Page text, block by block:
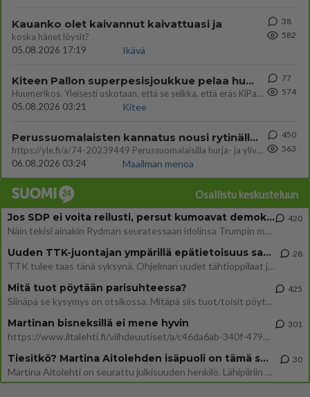
Kauanko olet kaivannut kaivattuasi ja
koska hänet löysit?
05.08.2026 17:19
Ikävä
38
582
Kiteen Pallon superpesisjoukkue pelaa huumeiden vaikutuksen alaisena
Huumerikos. Yleisesti uskotaan, että se seikka, että eräs KiPan pelaaja kärähtää huumeista, on vain jäävuoren huippu. M
05.08.2026 03:21
Kitee
77
574
Perussuomalaisten kannatus nousi rytinällä Ylen tänään julkaisemassa tuoreimmassa gallup-kyselyssä.
https://yle.fi/a/74-20239449 Perussuomalaisilla hurja- ja ylivoimaisesti suurin nousu tässä uudessa Ylen gallupissa. Kyl
06.08.2026 03:24
Maailman menoa
450
563
Osallistu keskusteluun
Jos SDP ei voita reilusti, persut kumoavat demokratian Suomesta
Näin tekisi ainakin Rydman seuratessaan idolinsa Trumpin mallia https://www.is.fi/politiikka/art-2000012187244.html
420
Uuden TTK-juontajan ympärillä epätietoisuus sakenee - Nyt MTV hämmentää soppaa
TTK tulee taas tänä syksynä. Ohjelman uudet tähtioppilaat julkistetaan torstaina 6. elokuuta klo 14 alkavassa lehdistö
28
Mitä tuot pöytään parisuhteessa?
Siinäpä se kysymys on otsikossa. Mitäpä siis tuot/toisit pöytään parisuhteessa? Oletko mies vai nainen? Koetko sen mitä
425
Martinan bisneksillä ei mene hyvin
https://www.iltalehti.fi/viihdeuutiset/a/c46da6ab-340f-4790-aaa7-0865eed2336 Yrityksen konkurssihakemus on tullut kärä
301
Tiesitkö? Martina Aitolehden isäpuoli on tämä suosittu laulaja
Martina Aitolehti on seurattu julkisuuden henkilö. Lähipiiriin mahtuu muitakin tunnettuja henkilöitä. Tiesitkö, että Ma
30